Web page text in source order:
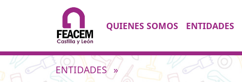
Navegación principal
QUIENES SOMOS ENTIDADES
ENTIDADES »